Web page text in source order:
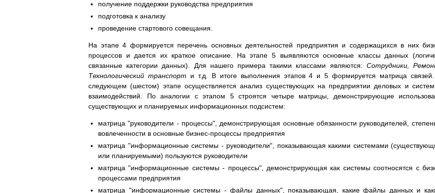
получение поддержки руководства предприятия
подготовка к анализу
проведение стартового совещания.
На этапе 4 формируется перечень основных деятельностей предприятия и содержащихся в них
процессов и дается их краткое описание. На этапе 5 выявляются основные классы данных
связанные категории данных). Для нашего примера такими классами являются: Сотрудники,
Технологический транспорт и т.д. В итоге выполнения этапов 4 и 5 формируется матрица
следующем (шестом) этапе осуществляется анализ существующих на предприятии деловых и
взаимодействий. По аналогии с этапом 5 строятся четыре матрицы, демонстрирующие
существующих и планируемых информационных подсистем:
матрица "руководители - процессы", демонстрирующая основные обязанности руководителей,
вовлеченности в основные бизнес-процессы предприятия
матрица "информационные системы - руководители", показывающая какими системами
или планируемыми) пользуются руководители
матрица "информационные системы - процессы", демонстрирующая как системы соотносятся с
процессами предприятия
матрица "информационные системы - файлы данных", показывающая, какие файлы данных и